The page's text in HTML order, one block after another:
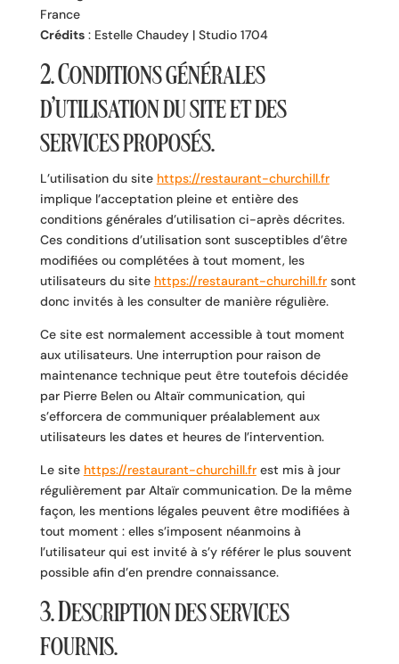
France
Crédits: Estelle Chaudey | Studio 1704
2. Conditions générales
d’utilisation du site et des
services proposés.
L’utilisation du site https://restaurant-churchill.fr
implique l’acceptation pleine et entière des
conditions générales d’utilisation ci-après décrites.
Ces conditions d’utilisation sont susceptibles d’être
modifiées ou complétées à tout moment, les
utilisateurs du site https://restaurant-churchill.frsont
donc invités à les consulter de manière régulière.
Ce site est normalement accessible à tout moment
aux utilisateurs. Une interruption pour raison de
maintenance technique peut être toutefois décidée
par Pierre Belen ou Altaïr communication, qui
s’efforcera de communiquer préalablement aux
utilisateurs les dates et heures de l’intervention.
Le site https://restaurant-churchill.frest mis à jour
régulièrement par Altaïr communication. De la même
façon, les mentions légales peuvent être modifiées à
tout moment : elles s’imposent néanmoins à
l’utilisateur qui est invité à s’y référer le plus souvent
possible afin d’en prendre connaissance.
3. Description des services
fournis.